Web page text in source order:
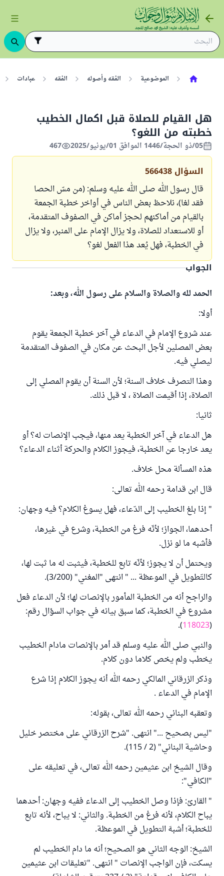
الموضوعية الفقه وأصوله الفقه عبادات
هل القيام للصلاة قبل اكمال الخطيب
خطبته من اللغو؟
05/ذو الحجة/1446 الموافق 01/يونيو/2025 467
السؤال 566438
قال رسول الله صلى الله عليه وسلم: (من مسّ الحصا
فقد لغا)، نلاحظ بعض الناس في أواخر خطبة الجمعة
بالقيام من أماكنهم لحجز أماكن في الصفوف المتقدمة،
أو للاستعداد للصلاة، ولا يزال الإمام على المنبر، ولا يزال
في الخطبة، فهل يُعد هذا الفعل لغو؟
الجواب
الحمد لله والصلاة والسلام على رسول الله، وبعد:
أولا:
عند شروع الإمام في الدعاء في آخر خطبة الجمعة يقوم
بعض المصلين لأجل البحث عن مكان في الصفوف المتقدمة
ليصلي فيه.
وهذا التصرف خلاف السنة؛ لأن السنة أن يقوم المصلي إلى
الصلاة، إذا أقيمت الصلاة ، لا قبل ذلك.
ثانيا:
هل الدعاء في آخر الخطبة يعد منها، فيجب الإنصات له؟ أو
يعد خارجا عن الخطبة، فيجوز الكلام والحركة أثناء الدعاء؟
هذه المسألة محل خلاف.
قال ابن قدامة رحمه الله تعالى:
" إذا بلغ الخطيب إلى الدّعاء، فهل يسوغ الكلام؟ فيه وجهان:
أحدهما، الجواز؛ لأنّه فرغ من الخطبة، وشرع في غيرها،
فأشبه ما لو نزل.
ويحتمل أن لا يجوز؛ لأنّه تابع للخطبة، فيثبت له ما ثبت لها،
كالتّطويل في الموعظة ... " انتهى "المغني" (3/200).
والراجح أنه من الخطبة المأمور بالإنصات لها؛ لأن الدعاء فعل
مشروع في الخطبة، كما سبق بيانه في جواب السؤال رقم:
(
118023
).
والنبي صلى الله عليه وسلم قد أمر بالإنصات مادام الخطيب
يخطب ولم يخص كلاما دون كلام.
وذكر الزرقاني المالكي رحمه الله أنه يجوز الكلام إذا شرع
الإمام في الدعاء .
وتعقبه البناني رحمه الله تعالى، بقوله:
"ليس بصحيح ..." انتهى. "شرح الزرقاني على مختصر خليل
وحاشية البناني" (2 / 115).
وقال الشيخ ابن عثيمين رحمه الله تعالى، في تعليقه على
"الكافي":
" القارئ: فإذا وصل ‌الخطيب ‌إلى ‌الدعاء ففيه وجهان: أحدهما
يباح الكلام، لأنه فرغ من الخطبة. والثاني: لا يباح، لأنه تابع
للخطبة؛ أشبهَ التطويل في الموعظة.
الشيخ: الوجه الثاني هو الصحيح؛ أنه ما دام الخطيب لم
يسكت، فإن الواجب الإنصات " انتهى. "تعليقات ابن عثيمين